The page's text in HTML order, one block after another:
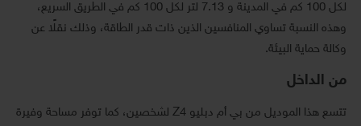
لكل 100 كم في المدينة و 7.13 لتر لكل 100 كم في الطريق السريع،
وهذه النسبة تساوي المنافسين الذين ذات قدر الطاقة، وذلك نقلًا عن
وكالة حماية البيئة.
من الداخل
تتسع هذا الموديل من بي أم دبليو Z4 لشخصين، كما توفر مساحة وفيرة